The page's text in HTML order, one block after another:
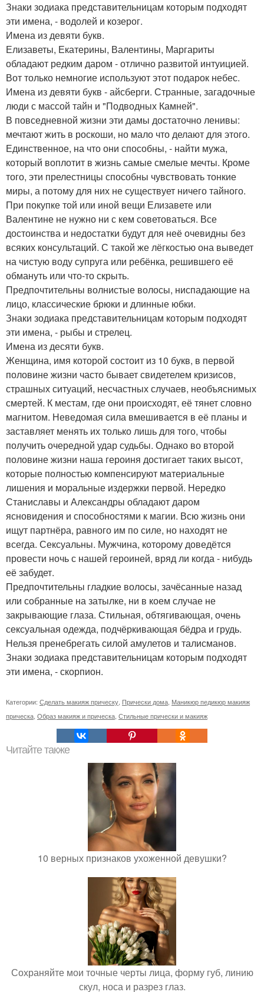
Знаки зодиака представительницам которым подходят
эти имена, - водолей и козерог.
Имена из девяти букв.
Елизаветы, Екатерины, Валентины, Маргариты
обладают редким даром - отлично развитой интуицией.
Вот только немногие используют этот подарок небес.
Имена из девяти букв - айсберги. Странные, загадочные
люди с массой тайн и "Подводных Камней".
В повседневной жизни эти дамы достаточно ленивы:
мечтают жить в роскоши, но мало что делают для этого.
Единственное, на что они способны, - найти мужа,
который воплотит в жизнь самые смелые мечты. Кроме
того, эти прелестницы способны чувствовать тонкие
миры, а потому для них не существует ничего тайного.
При покупке той или иной вещи Елизавете или
Валентине не нужно ни с кем советоваться. Все
достоинства и недостатки будут для неё очевидны без
всяких консультаций. С такой же лёгкостью она выведет
на чистую воду супруга или ребёнка, решившего её
обмануть или что-то скрыть.
Предпочтительны волнистые волосы, ниспадающие на
лицо, классические брюки и длинные юбки.
Знаки зодиака представительницам которым подходят
эти имена, - рыбы и стрелец.
Имена из десяти букв.
Женщина, имя которой состоит из 10 букв, в первой
половине жизни часто бывает свидетелем кризисов,
страшных ситуаций, несчастных случаев, необъяснимых
смертей. К местам, где они происходят, её тянет словно
магнитом. Неведомая сила вмешивается в её планы и
заставляет менять их только лишь для того, чтобы
получить очередной удар судьбы. Однако во второй
половине жизни наша героиня достигает таких высот,
которые полностью компенсируют материальные
лишения и моральные издержки первой. Нередко
Станиславы и Александры обладают даром
ясновидения и способностями к магии. Всю жизнь они
ищут партнёра, равного им по силе, но находят не
всегда. Сексуальны. Мужчина, которому доведётся
провести ночь с нашей героиней, вряд ли когда - нибудь
её забудет.
Предпочтительны гладкие волосы, зачёсанные назад
или собранные на затылке, ни в коем случае не
закрывающие глаза. Стильная, обтягивающая, очень
сексуальная одежда, подчёркивающая бёдра и грудь.
Нельзя пренебрегать силой амулетов и талисманов.
Знаки зодиака представительницам которым подходят
эти имена, - скорпион.
Категории: Сделать макияж прическу Прически дома Маникюр педикюр макияж
прическа Образ макияж и прическа Стильные прически и макияж
Читайте также
10 верных признаков ухоженной девушки?
Сохраняйте мои точные черты лица, форму губ, линию
скул, носа и разрез глаз.